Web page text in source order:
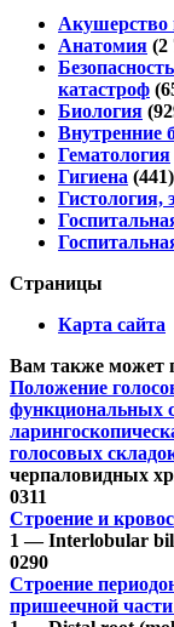
Акушерство
Анатомия (2
катастроф
Биология
Внутренние
Гематология
Гигиена (441)
Гистология,
Страницы
Карта сайта
Вам также может
Положение
функциональных
голосовых
черпаловидных
0311
Строение и
1 — Interlobular
0290
Строение
пришеечной